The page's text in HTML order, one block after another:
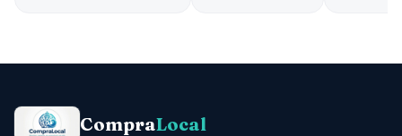
CompraLocal